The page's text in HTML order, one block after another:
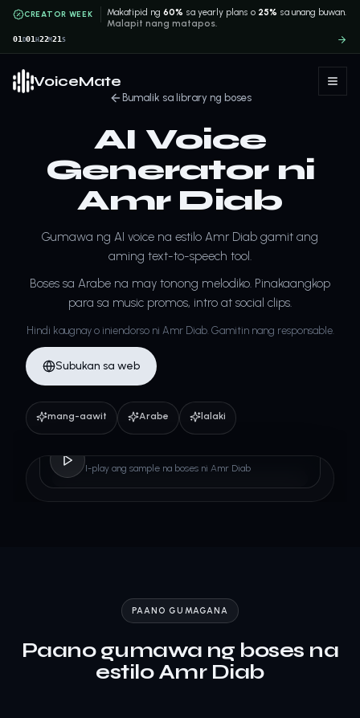
CREATOR WEEK Makatipid ng60% sa yearly plans o 25% sa unang buwan.
Malapit nang matapos.
01D01H 22M21 S
VoiceMate
Bumalik sa library ng boses
AI Voice
Generator ni
Amr Diab
Gumawa ng AI voice na estilo Amr Diab gamit ang
aming text-to-speech tool.
Boses sa Arabe na may tonong melodiko. Pinakaangkop
para sa music promos, intro at social clips.
Hindi kaugnay o iniendorso ni Amr Diab. Gamitin nang responsable.
Subukan sa web
mang-aawit Arabe lalaki
I-play ang sample na boses ni Amr Diab
PAANO GUMAGANA
Paano gumawa ng boses na
estilo Amr Diab